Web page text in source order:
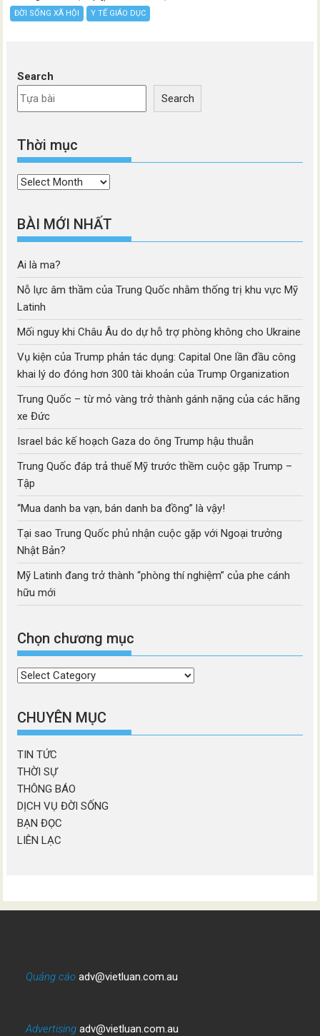
ĐỜI SỐNG XÃ HỘI Y TẾ GIÁO DỤC
Search
Search
Thời mục
Thời
BÀI MỚI NHẤT
Ai là ma?
Nỗ lực âm thầm của Trung Quốc nhằm thống trị khu vực Mỹ
Latinh
Mối nguy khi Châu Âu do dự hỗ trợ phòng không cho Ukraine
Vụ kiện của Trump phản tác dụng: Capital One lần đầu công
khai lý do đóng hơn 300 tài khoản của Trump Organization
Trung Quốc – từ mỏ vàng trở thành gánh nặng của các hãng
xe Đức
Israel bác kế hoạch Gaza do ông Trump hậu thuẫn
Trung Quốc đáp trả thuế Mỹ trước thềm cuộc gặp Trump –
Tập
“Mua danh ba vạn, bán danh ba đồng” là vậy!
Tại sao Trung Quốc phủ nhận cuộc gặp với Ngoại trưởng
Nhật Bản?
Mỹ Latinh đang trở thành “phòng thí nghiệm” của phe cánh
hữu mới
Chọn chương mục
Chọn
mục
CHUYÊN MỤC
TIN TỨC
THỜI SỰ
THÔNG BÁO
DỊCH VỤ ĐỜI SỐNG
BẠN ĐỌC
LIÊN LẠC
Quảng cáo adv@vietluan.com.au
Advertising adv@vietluan.com.au